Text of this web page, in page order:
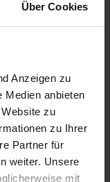
Über Cookies
Anzeigen zu
Medien anbieten
zu
zu Ihrer
Partner für
weiter. Unsere
mit
kann zu
Rückseite des
sein.
durch
wir für